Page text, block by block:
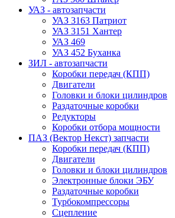
УАЗ - автозапчасти
УАЗ 3163 Патриот
УАЗ 3151 Хантер
УАЗ 469
УАЗ 452 Буханка
ЗИЛ - автозапчасти
Коробки передач (КПП)
Двигатели
Головки и блоки цилиндров
Раздаточные коробки
Редукторы
Коробки отбора мощности
ПАЗ (Вектор Некст) запчасти
Коробки передач (КПП)
Двигатели
Головки и блоки цилиндров
Электронные блоки ЭБУ
Раздаточные коробки
Турбокомпрессоры
Сцепление